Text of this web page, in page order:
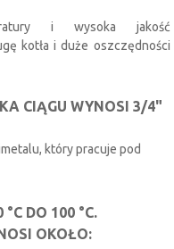
i wysoka jakość
kotła i duże oszczędności
CIĄGU WYNOSI 3/4"
który pracuje pod
DO 100 °C.
OKOŁO: